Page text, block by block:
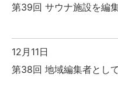
第39回 サウナ施設を編
12月11日
第38回 地域編集者とし